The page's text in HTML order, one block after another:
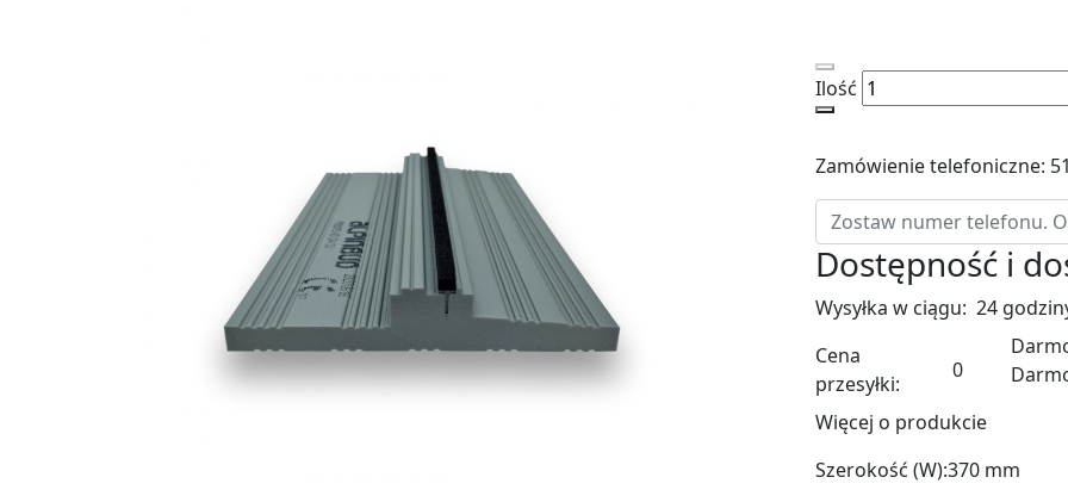
Ilość
Zamówienie telefoniczne:
Dostępność i
Wysyłka w ciągu: 24
Cena
przesyłki:
0
Więcej o produkcie
Szerokość (W):370 mm